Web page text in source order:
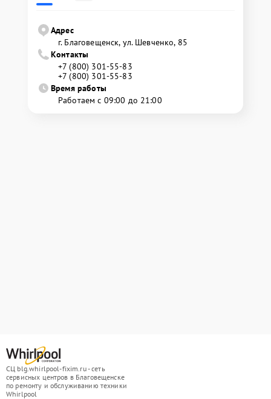
Адрес
г. Благовещенск, ул. Шевченко, 85
Контакты
+7 (800) 301-55-83
+7 (800) 301-55-83
Время работы
Работаем с 09:00 до 21:00
СЦ blg.whirlpool-fixim.ru - сеть
сервисных центров в Благовещенске
по ремонту и обслуживанию техники
Whirlpool